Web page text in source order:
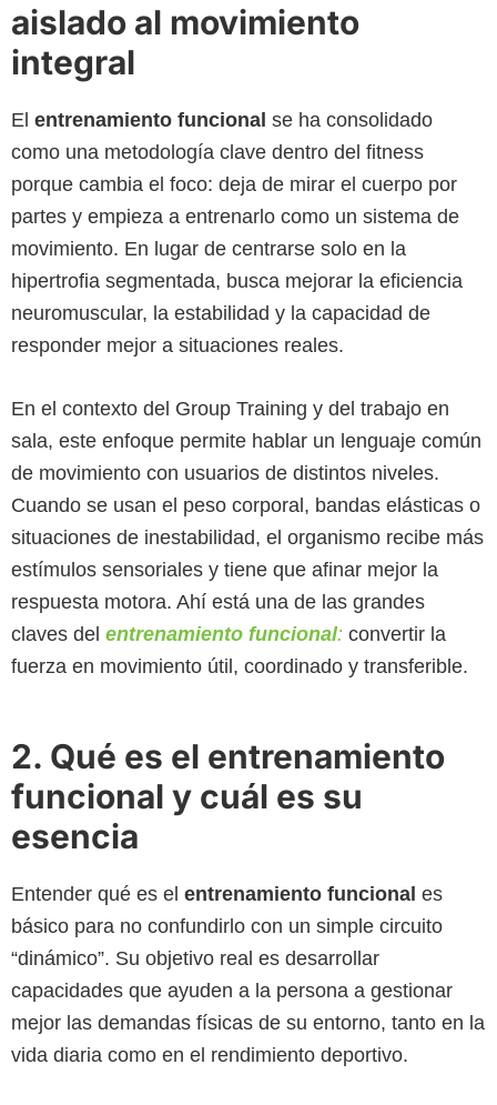
aislado al movimiento
integral
El entrenamiento funcional se ha consolidado
como una metodología clave dentro del fitness
porque cambia el foco: deja de mirar el cuerpo por
partes y empieza a entrenarlo como un sistema de
movimiento. En lugar de centrarse solo en la
hipertrofia segmentada, busca mejorar la eficiencia
neuromuscular, la estabilidad y la capacidad de
responder mejor a situaciones reales.
En el contexto del Group Training y del trabajo en
sala, este enfoque permite hablar un lenguaje común
de movimiento con usuarios de distintos niveles.
Cuando se usan el peso corporal, bandas elásticas o
situaciones de inestabilidad, el organismo recibe más
estímulos sensoriales y tiene que afinar mejor la
respuesta motora. Ahí está una de las grandes
claves del entrenamiento funcional: convertir la
fuerza en movimiento útil, coordinado y transferible.
2. Qué es el entrenamiento
funcional y cuál es su
esencia
Entender qué es el entrenamiento funcional es
básico para no confundirlo con un simple circuito
“dinámico”. Su objetivo real es desarrollar
capacidades que ayuden a la persona a gestionar
mejor las demandas físicas de su entorno, tanto en la
vida diaria como en el rendimiento deportivo.